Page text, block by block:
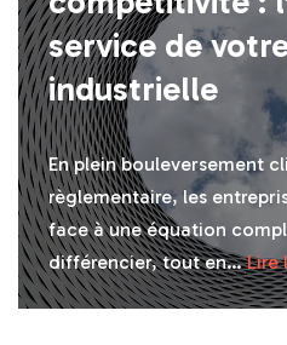
service de
industrielle
En plein bouleversement
règlementaire, les
face à une équation
différencier, tout en…Lire